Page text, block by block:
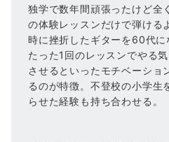
独学で数年間頑張ったけど全
の体験レッスンだけで弾ける
時に挫折したギターを60代
たった1回のレッスンでやる
させるといったモチベーショ
るのが特徴。不登校の小学生
らせた経験も持ち合わせる。